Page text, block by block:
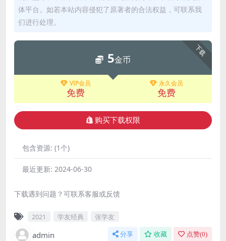
体平台。如若本站内容侵犯了原著者的合法权益，可联系我
们进行处理。
下载
5金币
VIP会员
免费
永久会员
免费
购买下载权限
包含资源: (1个)
最近更新: 2024-06-30
下载遇到问题？可联系客服或反馈
2021 学友经典 张学友
admin 分享 收藏 点赞(0)